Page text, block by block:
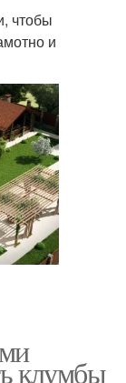
чтобы
и
клумбы